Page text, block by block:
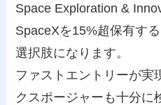
Space Exploration &
SpaceXを15%超保有す
選択肢になります。
ファストエントリーが実
クスポージャーも十分に